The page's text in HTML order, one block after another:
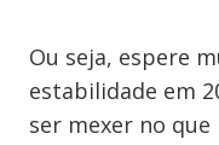
Ou seja, espere
estabilidade em
ser mexer no